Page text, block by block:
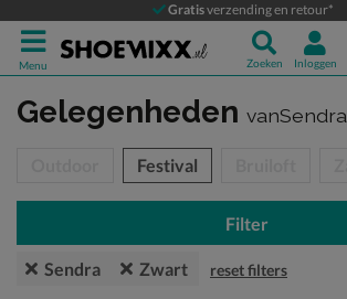
Gratisverzending en retour*
Menu Zoeken Inloggen
Gelegenheden vanSendra
Festival
Filter
Sendra Zwart reset filters